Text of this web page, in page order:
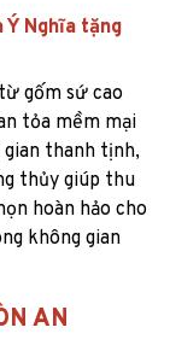
Ý Nghĩa tặng
gốm sứ cao
tỏa mềm mại
gian thanh tịnh,
thủy giúp thu
hoàn hảo cho
không gian
AN